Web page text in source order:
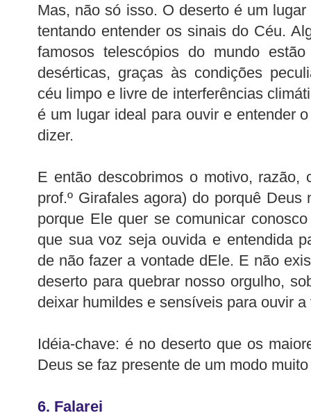
Mas, não só isso. O deserto é um
tentando entender os sinais do Céu.
famosos telescópios do mundo
desérticas, graças às condições
céu limpo e livre de interferências
é um lugar ideal para ouvir e entender
dizer.
E então descobrimos o motivo, razão,
prof.º Girafales agora) do porquê
porque Ele quer se comunicar
que sua voz seja ouvida e entendida
de não fazer a vontade dEle. E não
deserto para quebrar nosso orgulho,
deixar humildes e sensíveis para ouvir
Idéia-chave: é no deserto que os
Deus se faz presente de um modo
6. Falarei